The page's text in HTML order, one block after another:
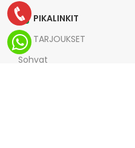
PIKALINKIT
TARJOUKSET
Sohvat